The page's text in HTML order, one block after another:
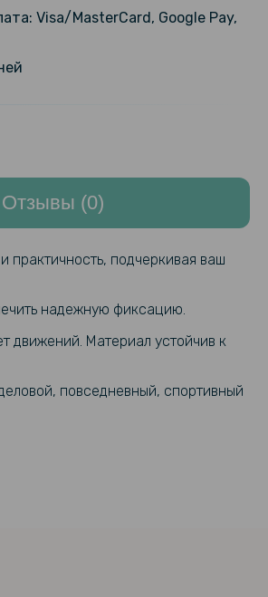
Venu 4
для
18mm
189 грн
Visa/MasterCard, Google Pay,
Отзывы (0)
практичность, подчеркивая ваш
надежную фиксацию.
движений. Материал устойчив к
повседневный, спортивный